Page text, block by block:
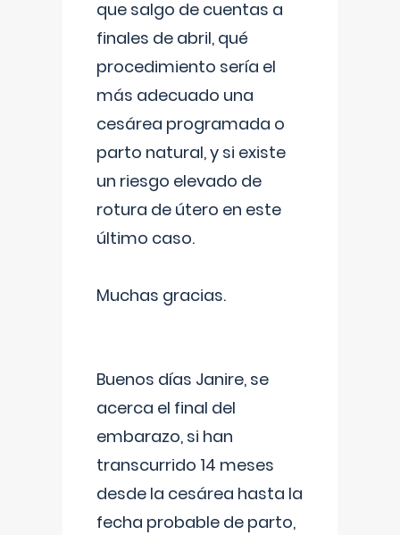
que salgo de cuentas a
finales de abril, qué
procedimiento sería el
más adecuado una
cesárea programada o
parto natural, y si existe
un riesgo elevado de
rotura de útero en este
último caso.
Muchas gracias.
Buenos días Janire, se
acerca el final del
embarazo, si han
transcurrido 14 meses
desde la cesárea hasta la
fecha probable de parto,